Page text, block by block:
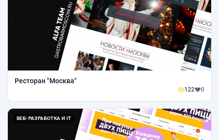
Ресторан "Москва"
122 0
ВЕБ-РАЗРАБОТКА И IT